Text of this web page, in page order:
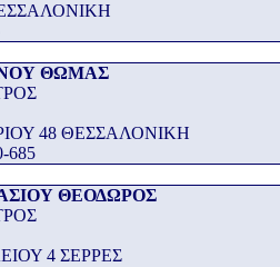
ΘΩΜΑΣ
48 ΘΕΣΣΑΛΟΝΙΚΗ
685
ΘΕΟΔΩΡΟΣ
4 ΣΕΡΡΕΣ